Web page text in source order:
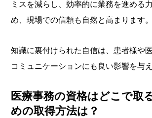
ミスを減らし、効率的に業務を進める
め、現場での信頼も自然と高まります。
知識に裏付けられた自信は、患者様や
コミュニケーションにも良い影響を与
医療事務の資格はどこで取
めの取得方法は？